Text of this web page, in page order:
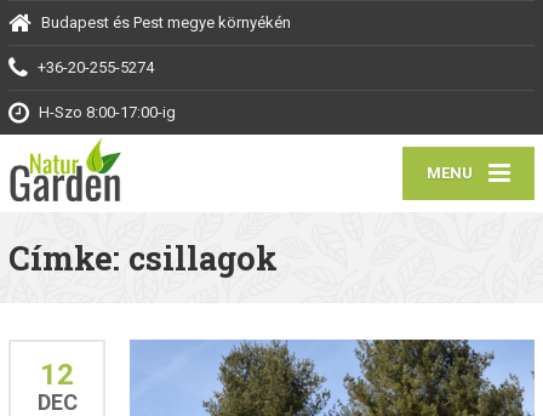
Budapest és Pest megye környékén
+36-20-255-5274
H-Szo 8:00-17:00-ig
MENU
Címke: csillagok
12
DEC